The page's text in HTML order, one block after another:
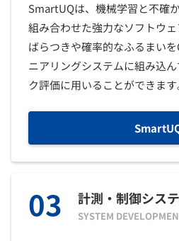
SmartUQは、機械学習と不確
組み合わせた強力なソフトウ
ばらつきや確率的なふるまい
ニアリングシステムに組み込
ク評価に用いることができます
03 計測・制御シス
SYSTEM